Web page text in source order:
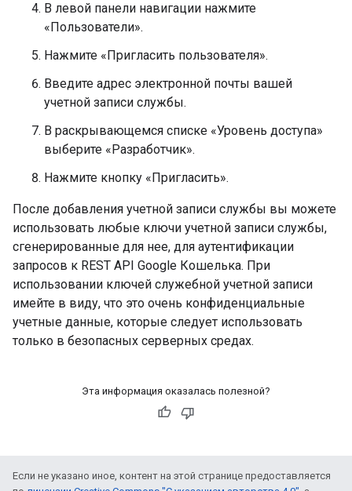
В левой панели навигации нажмите
«Пользователи».
Нажмите «Пригласить пользователя».
Введите адрес электронной почты вашей
учетной записи службы.
В раскрывающемся списке «Уровень доступа»
выберите «Разработчик».
Нажмите кнопку «Пригласить».
После добавления учетной записи службы вы можете
использовать любые ключи учетной записи службы,
сгенерированные для нее, для аутентификации
запросов к REST API Google Кошелька. При
использовании ключей служебной учетной записи
имейте в виду, что это очень конфиденциальные
учетные данные, которые следует использовать
только в безопасных серверных средах.
Эта информация оказалась полезной?
Если не указано иное, контент на этой странице предоставляется